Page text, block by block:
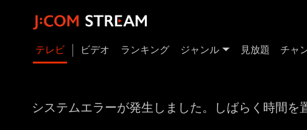
テレビ ビデオ ランキング ジャンル 見放題 チャ
システムエラーが発生しました。しばらく時間